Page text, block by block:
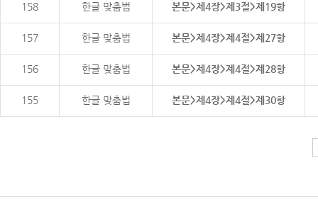
158 한글 맞춤법 본문>제4장>제3절>제19항
157 한글 맞춤법 본문>제4장>제4절>제27항
156 한글 맞춤법 본문>제4장>제4절>제28항
155 한글 맞춤법 본문>제4장>제4절>제30항